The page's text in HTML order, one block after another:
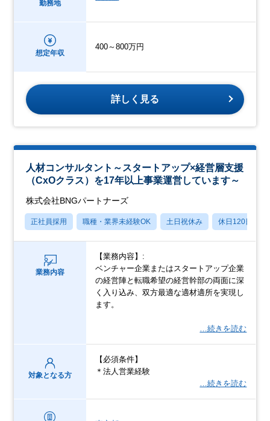
勤務地
想定年収
400～800万円
詳しく見る
人材コンサルタント～スタートアップ×経営層支援
（CxOクラス）を17年以上事業運営しています～
株式会社BNGパートナーズ
正社員採用 職種・業界未経験OK 土日祝休み 休日120日以上
業務内容
【業務内容】:
ベンチャー企業またはスタートアップ企業
の経営陣と転職希望の経営幹部の両面に深
く入り込み、双方最適な適材適所を実現し
ます。
…続きを読む
対象となる方
【必須条件】
＊法人営業経験
…続きを読む